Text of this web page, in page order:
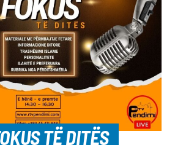
TË DITËS